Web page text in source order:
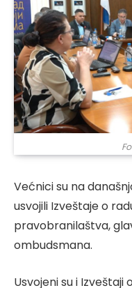
Većnici su na
usvojili Izveštaje o
pravobranilaštva,
ombudsmana.
Usvojeni su i Izveštaji